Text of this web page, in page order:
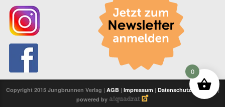
Copyright 2015 Jungbrunnen Verlag | AGB| Impressum | Datenschutzerklärung |
powered by
0